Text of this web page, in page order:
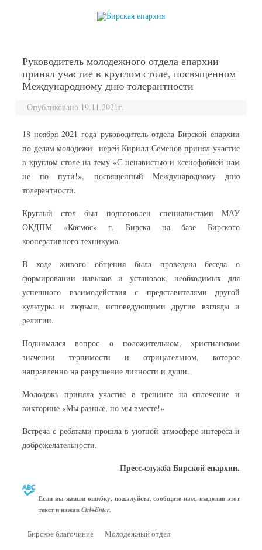
Руководитель молодежного отдела епархии
принял участие в круглом столе, посвященном
Международному дню толерантности
Опубликовано 19.11.2021г.
18 ноября 2021 года руководитель отдела Бирской епархии
по делам молодежи иерей Кирилл Семенов принял участие
в круглом столе на тему «С ненавистью и ксенофобией нам
не по пути!», посвященный Международному дню
толерантности.
Круглый стол был подготовлен специалистами МАУ
ОКДПМ «Космос» г. Бирска на базе Бирского
кооперативного техникума.
В ходе живого общения была проведена беседа о
формировании навыков и установок, необходимых для
успешного взаимодействия с представителями другой
культуры и людьми, исповедующими другие взгляды и
религии.
Поднимался вопрос о положительном, христианском
значении терпимости и отрицательном, которое
направленно на разрушение личности и души.
Молодежь приняла участие в тренинге на сплочение и
викторине «Мы разные, но мы вместе!»
Встреча с ребятами прошла в уютной атмосфере интереса и
доброжелательности.
Пресс-служба Бирской епархии.
Если вы нашли ошибку, пожалуйста, сообщите нам, выделив этот
текст и нажавCtrl+Enter.
Бирское благочиние Молодежный отдел